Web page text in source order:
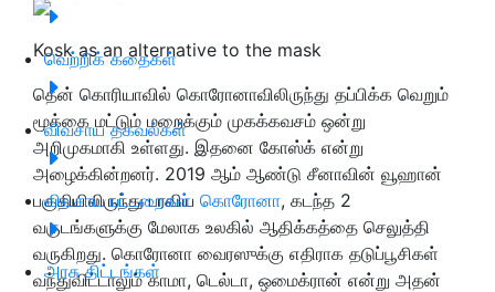
வெற்றிக் கதைகள்
விவசாய தகவல்கள்
விவசாய பட்டறைகள்
அரசு திட்டங்கள்
Kosk as an alternative to the mask
தென் கொரியாவில் கொரோனாவிலிருந்து தப்பிக்க வெறும்
மூக்கை மட்டும் மறைக்கும் முகக்கவசம் ஒன்று
அறிமுகமாகி உள்ளது. இதனை கோஸ்க் என்று
அழைக்கின்றனர். 2019 ஆம் ஆண்டு சீனாவின் வூஹான்
பகுதியிலிருந்து பரவிய கொரோனா, கடந்த 2
வருடங்களுக்கு மேலாக உலகில் ஆதிக்கத்தை செலுத்தி
வருகிறது. கொரோனா வைரஸுக்கு எதிராக தடுப்பூசிகள்
வந்துவிட்டாலும் காமா, டெல்டா, ஒமைக்ரான் என்று அதன்